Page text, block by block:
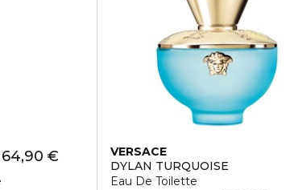
64,90 €
VERSACE
DYLAN TURQUOISE
Eau De Toilette